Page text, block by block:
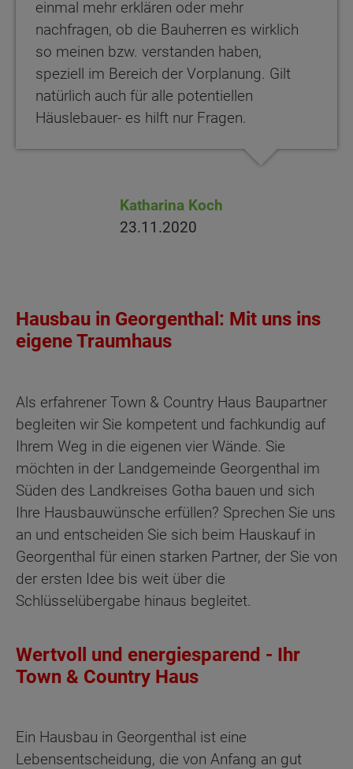
einmal mehr erklären oder mehr
nachfragen, ob die Bauherren es wirklich
so meinen bzw. verstanden haben,
speziell im Bereich der Vorplanung. Gilt
natürlich auch für alle potentiellen
Häuslebauer- es hilft nur Fragen.
Katharina Koch
23.11.2020
Hausbau in Georgenthal: Mit uns ins
eigene Traumhaus
Als erfahrener Town & Country Haus Baupartner
begleiten wir Sie kompetent und fachkundig auf
Ihrem Weg in die eigenen vier Wände. Sie
möchten in der Landgemeinde Georgenthal im
Süden des Landkreises Gotha bauen und sich
Ihre Hausbauwünsche erfüllen? Sprechen Sie uns
an und entscheiden Sie sich beim Hauskauf in
Georgenthal für einen starken Partner, der Sie von
der ersten Idee bis weit über die
Schlüsselübergabe hinaus begleitet.
Wertvoll und energiesparend - Ihr
Town & Country Haus
Ein Hausbau in Georgenthal ist eine
Lebensentscheidung, die von Anfang an gut